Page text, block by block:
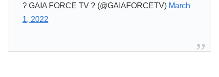
? GAIA FORCE TV ? (@GAIAFORCETV) March
1, 2022